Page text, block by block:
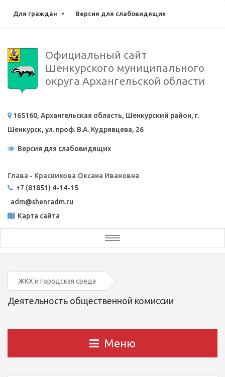
Для граждан Версия для слабовидящих
Официальный сайт
Шенкурского муниципального
округа Архангельской области
165160, Архангельская область, Шенкурский район, г.
Шенкурск, ул. проф. В.А. Кудрявцева, 26
Версия для слабовидящих
Глава - Красникова Оксана Ивановна
+7 (81851) 4-14-15
adm@shenradm.ru
Карта сайта
Toggle
navigation
ЖКХ и городская среда
Деятельность общественной комиссии
Меню